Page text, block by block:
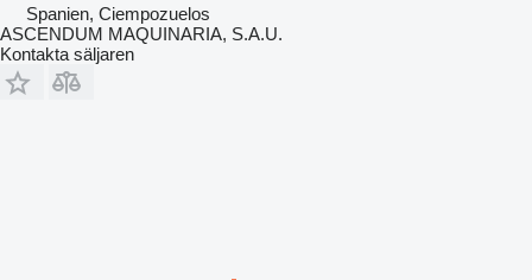
Spanien, Ciempozuelos
ASCENDUM MAQUINARIA, S.A.U.
Kontakta säljaren